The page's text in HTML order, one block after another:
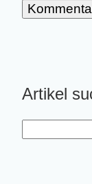
Artikel